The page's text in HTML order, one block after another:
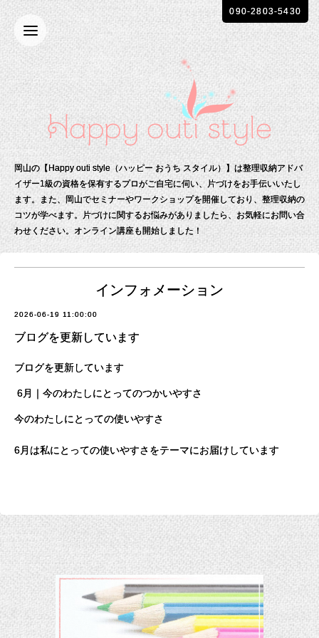
岡山の【Happy outi style（ハッピー おうち スタイル）】は整理収納アドバ
イザー1級の資格を保有するプロがご自宅に伺い、片づけをお手伝いいたし
ます。 また、岡山でセミナーやワークショップを開催しており、整理収納の
コツが学べます。 片づけに関するお悩みがありましたら、お気軽にお問い合
わせください。 オンライン講座も開始しました！
090-2803-5430
インフォメーション
2026-06-19 11:00:00
ブログを更新しています
ブログを更新しています
6月｜今のわたしにとってのつかいやすさ
今のわたしにとっての使いやすさ
6月は私にとっての使いやすさをテーマにお届けしています